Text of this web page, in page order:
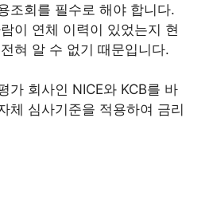
조회를 필수로 해야 합니다.
이 연체 이력이 있었는지 현
혀 알 수 없기 때문입니다.
가 회사인 NICE와 KCB를 바
체 심사기준을 적용하여 금리